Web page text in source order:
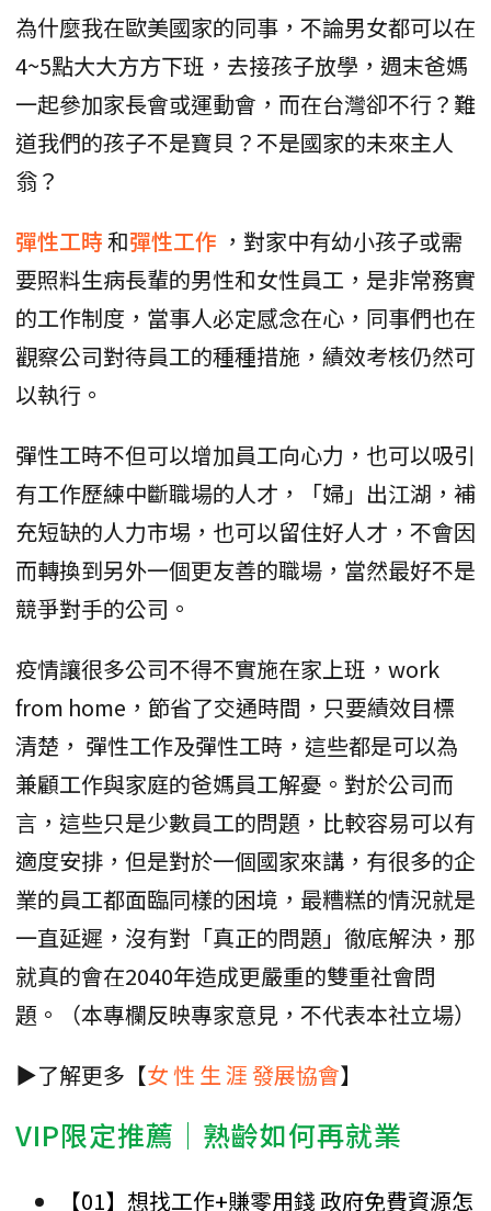
為什麼我在歐美國家的同事，不論男女都可以在
4~5點大大方方下班，去接孩子放學，週末爸媽
一起參加家長會或運動會，而在台灣卻不行？難
道我們的孩子不是寶貝？不是國家的未來主人
翁？
彈性工時和彈性工作 ，對家中有幼小孩子或需
要照料生病長輩的男性和女性員工，是非常務實
的工作制度，當事人必定感念在心，同事們也在
觀察公司對待員工的種種措施，績效考核仍然可
以執行。
彈性工時不但可以增加員工向心力，也可以吸引
有工作歷練中斷職場的人才，「婦」出江湖，補
充短缺的人力市埸，也可以留住好人才，不會因
而轉換到另外一個更友善的職場，當然最好不是
競爭對手的公司。
疫情讓很多公司不得不實施在家上班，work
from home，節省了交通時間，只要績效目標
清楚， 彈性工作及彈性工時，這些都是可以為
兼顧工作與家庭的爸媽員工解憂。對於公司而
言，這些只是少數員工的問題，比較容易可以有
適度安排，但是對於一個國家來講，有很多的企
業的員工都面臨同樣的困境，最糟糕的情況就是
一直延遲，沒有對「真正的問題」徹底解決，那
就真的會在2040年造成更嚴重的雙重社會問
題。（本專欄反映專家意見，不代表本社立場）
▶了解更多【女 性 生 涯 發展協會】
VIP限定推薦│熟齡如何再就業
【01】想找工作+賺零用錢 政府免費資源怎